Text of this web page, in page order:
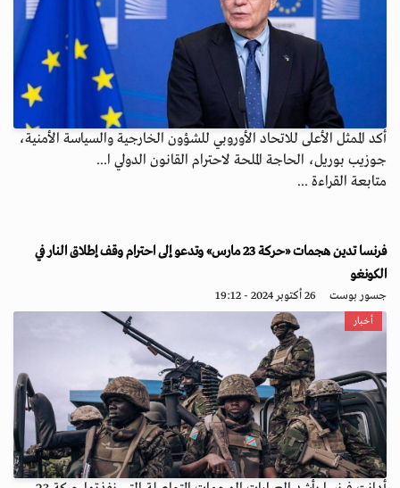
أكد الممثل الأعلى للاتحاد الأوروبي للشؤون الخارجية والسياسة الأمنية،
جوزيب بوريل، الحاجة الملحة لاحترام القانون الدولي ا...
متابعة القراءة ...
فرنسا تدين هجمات «حركة 23 مارس» وتدعو إلى احترام وقف إطلاق النار في
الكونغو
جسور بوست 26 أكتوبر 2024 - 19:12
أخبار